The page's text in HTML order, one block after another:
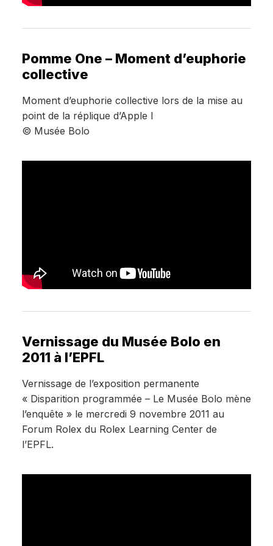
Pomme One – Moment d’euphorie
collective
Moment d’euphorie collective lors de la mise au
point de la réplique d’Apple I
© Musée Bolo
Vernissage du Musée Bolo en
2011 à l’EPFL
Vernissage de l’exposition permanente
« Disparition programmée – Le Musée Bolo mène
l’enquête » le mercredi 9 novembre 2011 au
Forum Rolex du Rolex Learning Center de
l’EPFL.